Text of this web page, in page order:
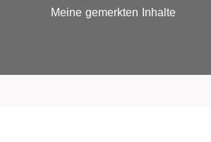
Meine gemerkten Inhalte